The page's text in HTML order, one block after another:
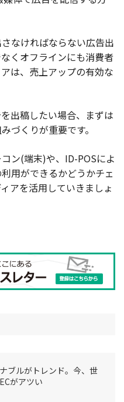
なければならない広告出
くオフラインにも消費者
は、売上アップの有効な
出稿したい場合、まずは
づくりが重要です。
ン(端末)や、ID-POSによ
用ができるかどうかチェ
アを活用していきましょ
ブルがトレンド。今、世
がアツい